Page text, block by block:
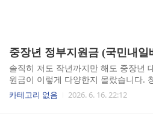
솔직히 저도 작년까지만 해도 중장년
원금이 이렇게 다양한지 몰랐습니다.
얘기는 주변에서 워낙 많이 들었는데,
제 얘기가 나오면 다들 "그 나이엔 별로
카테고리 없음 2026. 6. 16. 22:12